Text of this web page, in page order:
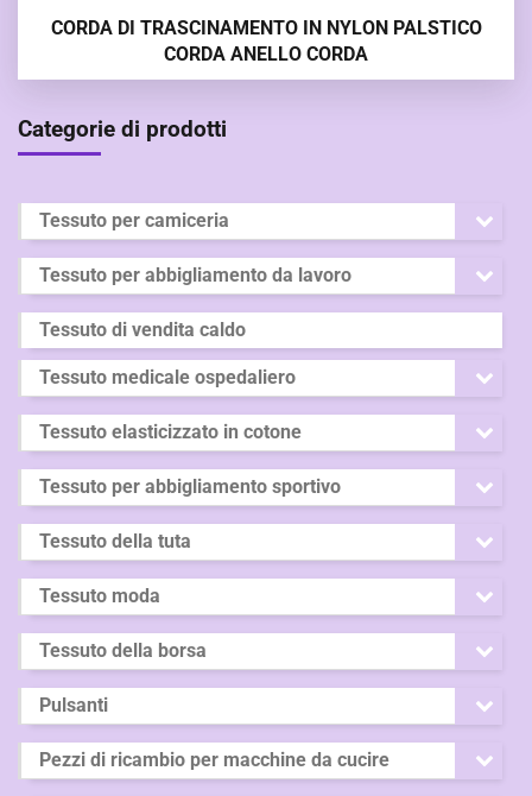
CORDA DI TRASCINAMENTO IN NYLON PALSTICO
CORDA ANELLO CORDA
Categorie di prodotti
Tessuto per camiceria
Tessuto per abbigliamento da lavoro
Tessuto di vendita caldo
Tessuto medicale ospedaliero
Tessuto elasticizzato in cotone
Tessuto per abbigliamento sportivo
Tessuto della tuta
Tessuto moda
Tessuto della borsa
Pulsanti
Pezzi di ricambio per macchine da cucire